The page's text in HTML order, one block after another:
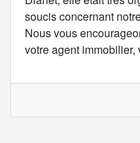
soucis concernant
Nous vous
votre agent immobilier,